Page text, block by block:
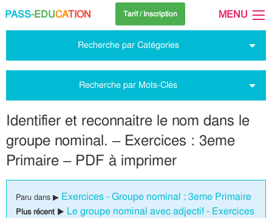
PASS-EDUCATION Tarif / Inscription MENU
Recherche par Catégories
Recherche par Mots-Clés
Identifier et reconnaitre le nom dans le
groupe nominal. – Exercices : 3eme
Primaire – PDF à imprimer
Paru dans ▶ Exercices - Groupe nominal : 3eme Primaire
Plus récent ▶ Le groupe nominal avec adjectif - Exercices